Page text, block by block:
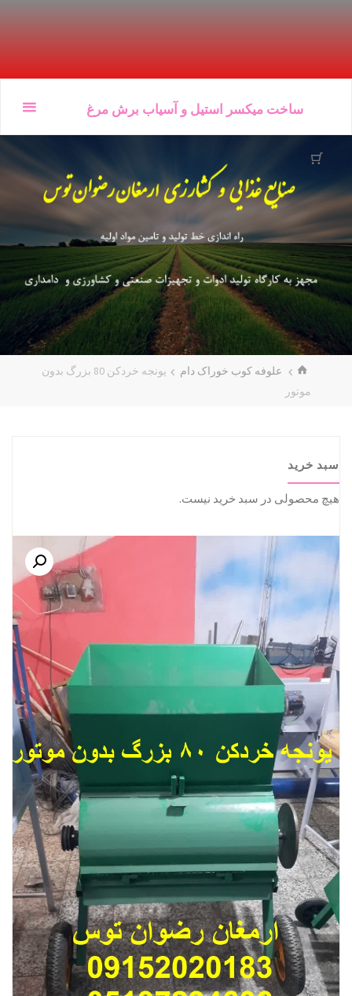
ساخت میکسر استیل و آسیاب برش مرغ
خانهعلوفه کوب خوراک دام
یونجه خردکن 80 بزرگ بدون
موتور
سبد خرید
هیچ محصولی در سبد خرید نیست.